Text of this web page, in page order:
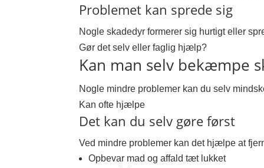
Problemet kan sprede sig
Nogle skadedyr formerer sig hurtigt eller
Gør det selv eller faglig hjælp?
Kan man selv bekæmpe
Nogle mindre problemer kan du selv
Kan ofte hjælpe
Det kan du selv gøre først
Ved mindre problemer kan det hjælpe at
Opbevar mad og affald tæt lukket